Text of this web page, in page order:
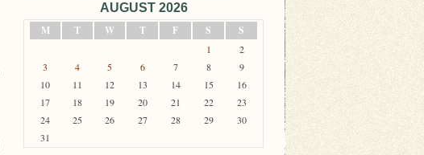
AUGUST 2026
M
T W T F S S
1
2
3
4 5 6 7 8
9
10
11 12 13 14 15
16
17
18 19 20 21 22
23
24
25 26 27 28 29
30
31